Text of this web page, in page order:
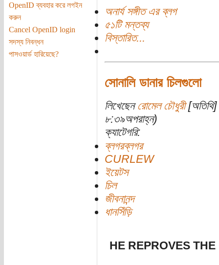
OpenID ব্যবহার করে লগইন
করুন
Cancel OpenID login
সদস্য নিবন্ধন
পাসওয়ার্ড হারিয়েছে?
অনার্য সঙ্গীত এর ব্লগ
৫১টি মন্তব্য
বিস্তারিত...
সোনালি ডানার চিলগুলো
লিখেছেন রোমেল চৌধুরী[অতিথি]
৮:৩৯অপরাহ্ন)
ক্যাটেগরি:
ব্লগরব্লগর
CURLEW
ইয়েটস
চিল
জীবনানন্দ
ধানসিঁড়ি
HE REPROVES